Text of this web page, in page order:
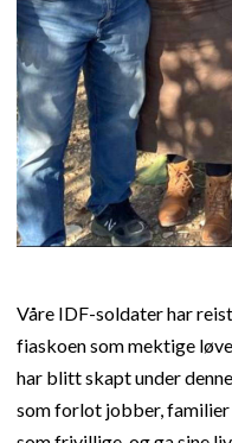
Våre IDF-soldater har
fiaskoen som mektige
har blitt skapt under
som forlot jobber, familier